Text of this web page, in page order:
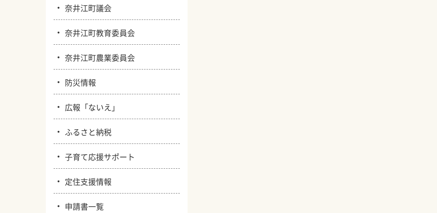
・ 奈井江町議会
・ 奈井江町教育委員会
・ 奈井江町農業委員会
・ 防災情報
・ 広報「ないえ」
・ ふるさと納税
・ 子育て応援サポート
・ 定住支援情報
・ 申請書一覧